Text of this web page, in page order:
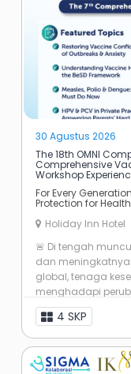
30 Agustus 2026
The 18th OMNI
Comprehensive
Workshop
For Every
Protection for
Holiday Inn Hotel
🚨 Di tengah
dan
global, tenaga
menghadapi
vaccine hesitancy,
4 SKP